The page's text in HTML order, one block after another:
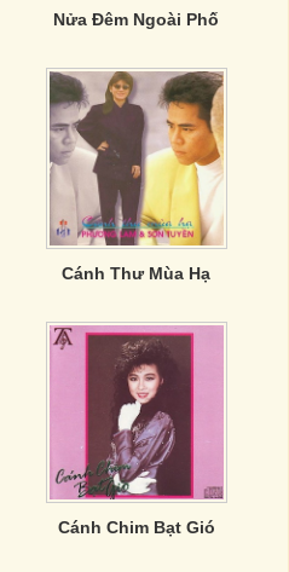
Nửa Đêm Ngoài Phố
Cánh Thư Mùa Hạ
Cánh Chim Bạt Gió